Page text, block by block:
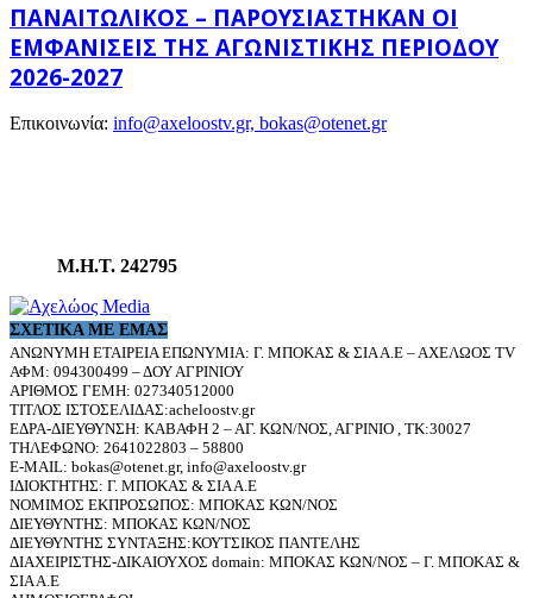
ΠΑΝΑΙΤΩΛΙΚΌΣ – ΠΑΡΟΥΣΙΆΣΤΗΚΑΝ ΟΙ
ΕΜΦΑΝΊΣΕΙΣ ΤΗΣ ΑΓΩΝΙΣΤΙΚΉΣ ΠΕΡΙΌΔΟΥ
2026-2027
Επικοινωνία: info@axeloostv.gr, bokas@otenet.gr
Μ.Η.Τ. 242795
ΣΧΕΤΙΚΆ ΜΕ ΕΜΆΣ
ΑΝΩΝΥΜΗ ΕΤΑΙΡΕΙΑ ΕΠΩΝΥΜΙΑ: Γ. ΜΠΟΚΑΣ & ΣΙΑ Α.Ε – ΑΧΕΛΩΟΣ TV
ΑΦΜ: 094300499 – ΔΟΥ ΑΓΡΙΝΙΟΥ
ΑΡΙΘΜΟΣ ΓΕΜΗ: 027340512000
ΤΙΤΛΟΣ ΙΣΤΟΣΕΛΙΔΑΣ:acheloostv.gr
ΕΔΡΑ-ΔΙΕΥΘΥΝΣΗ: ΚΑΒΑΦΗ 2 – ΑΓ. ΚΩΝ/ΝΟΣ, ΑΓΡΙΝΙΟ , ΤΚ:30027
ΤΗΛΕΦΩΝΟ: 2641022803 – 58800
E-MAIL: bokas@otenet.gr, info@axeloostv.gr
ΙΔΙΟΚΤΗΤΗΣ: Γ. ΜΠΟΚΑΣ & ΣΙΑ Α.Ε
ΝΟΜΙΜΟΣ ΕΚΠΡΟΣΩΠΟΣ: ΜΠΟΚΑΣ ΚΩΝ/ΝΟΣ
ΔΙΕΥΘΥΝΤΗΣ: ΜΠΟΚΑΣ ΚΩΝ/ΝΟΣ
ΔΙΕΥΘΥΝΤΗΣ ΣΥΝΤΑΞΗΣ:ΚΟΥΤΣΙΚΟΣ ΠΑΝΤΕΛΗΣ
ΔΙΑΧΕΙΡΙΣΤΗΣ-ΔΙΚΑΙΟΥΧΟΣ domain: ΜΠΟΚΑΣ ΚΩΝ/ΝΟΣ – Γ. ΜΠΟΚΑΣ &
ΣΙΑ Α.Ε